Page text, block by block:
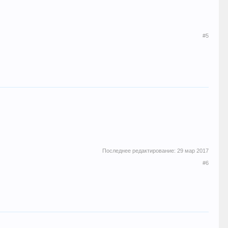
#5
Последнее редактирование: 29 мар 2017
#6